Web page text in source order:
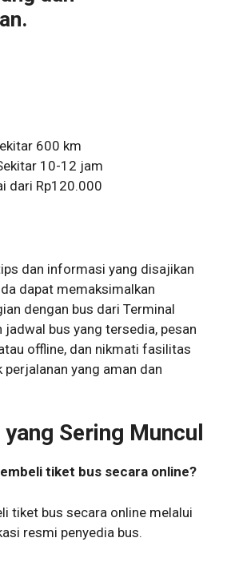
600 km
10-12 jam
dari Rp120.000
dan informasi yang disajikan
dapat memaksimalkan
dengan bus dari Terminal
jadwal bus yang tersedia, pesan
offline, dan nikmati fasilitas
yang aman dan
Sering Muncul
tiket bus secara online?
tiket bus secara online melalui
resmi penyedia bus.